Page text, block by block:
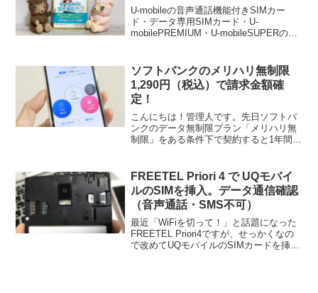
U-mobileの音声通話機能付きSIMカー
ド・データ専用SIMカード・U-
mobilePREMIUM・U-mobileSUPERの未
となる場合があります。払戻し期間は
2021年10月2日～2022年1月4日。
ソフトバンクのメリハリ無制限
1,290円（税込）で請求金額確
定！
こんにちは！管理人です。先日ソフトバ
ンクのデータ無制限プラン「メリハリ無
制限」をある条件下で契約すると1年間は
したメリハリ無制限の請求金額が確定し
ましたので報告します...
FREETEL Priori 4 で UQモバイ
ルのSIMを挿入。データ通信確認
（音声通話・SMS不可）
最近「WiFiを切って！」と話題になった
FREETEL Priori4ですが、せっかくなの
で改めてUQモバイルのSIMカードを挿入